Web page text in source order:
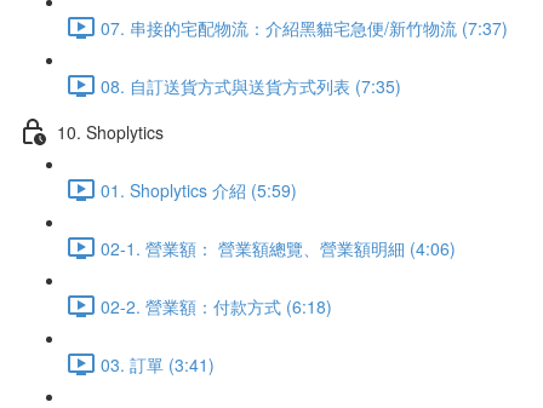
07. 串接的宅配物流：介紹黑貓宅急便/新竹物流 (7:37)
08. 自訂送貨方式與送貨方式列表 (7:35)
10. Shoplytics
01. Shoplytics 介紹 (5:59)
02-1. 營業額： 營業額總覽、營業額明細 (4:06)
02-2. 營業額：付款方式 (6:18)
03. 訂單 (3:41)